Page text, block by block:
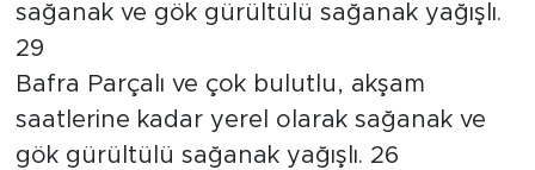
sağanak ve gök gürültülü sağanak yağışlı.
29
Bafra Parçalı ve çok bulutlu, akşam
saatlerine kadar yerel olarak sağanak ve
gök gürültülü sağanak yağışlı. 26